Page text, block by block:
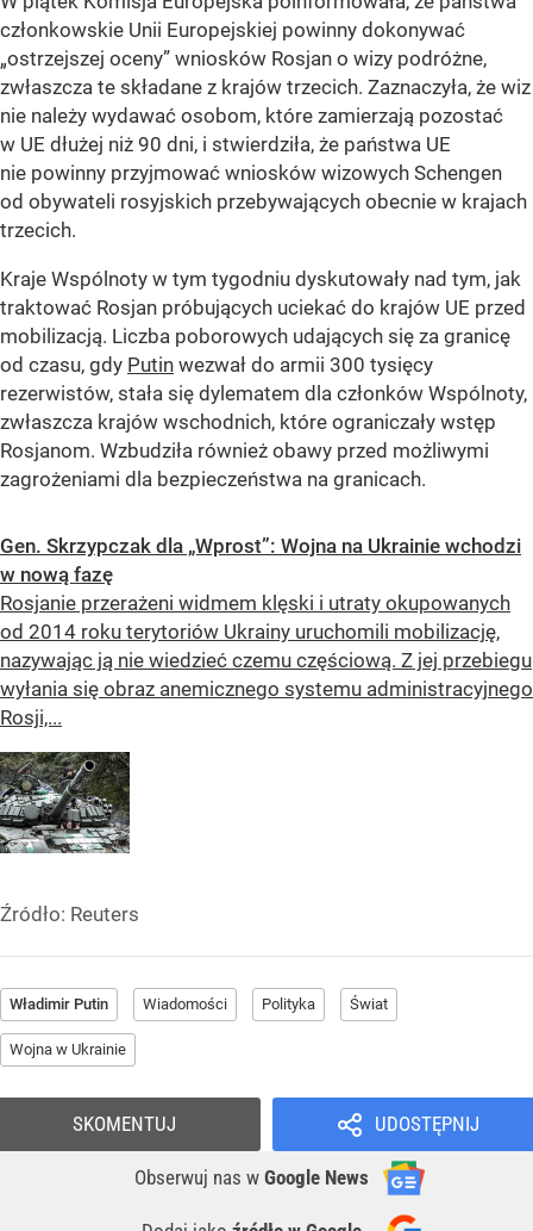
członkowskie Unii Europejskiej powinny dokonywać
„ostrzejszej oceny” wniosków Rosjan o wizy podróżne,
zwłaszcza te składane z krajów trzecich. Zaznaczyła, że wiz
nie należy wydawać osobom, które zamierzają pozostać
w UE dłużej niż 90 dni, i stwierdziła, że państwa UE
nie powinny przyjmować wniosków wizowych Schengen
od obywateli rosyjskich przebywających obecnie w krajach
trzecich.
Kraje Wspólnoty w tym tygodniu dyskutowały nad tym, jak
traktować Rosjan próbujących uciekać do krajów UE przed
mobilizacją. Liczba poborowych udających się za granicę
od czasu, gdy Putin wezwał do armii 300 tysięcy
rezerwistów, stała się dylematem dla członków Wspólnoty,
zwłaszcza krajów wschodnich, które ograniczały wstęp
Rosjanom. Wzbudziła również obawy przed możliwymi
zagrożeniami dla bezpieczeństwa na granicach.
Gen. Skrzypczak dla „Wprost”: Wojna na Ukrainie wchodzi
w nową fazę
Rosjanie przerażeni widmem klęski i utraty okupowanych
od 2014 roku terytoriów Ukrainy uruchomili mobilizację,
nazywając ją nie wiedzieć czemu częściową. Z jej przebiegu
wyłania się obraz anemicznego systemu administracyjnego
Rosji,...
Źródło: Reuters
Władimir Putin Wiadomości Polityka Świat
Wojna w Ukrainie
UDOSTĘPNIJ
Obserwuj nas w Google News
SKOMENTUJ